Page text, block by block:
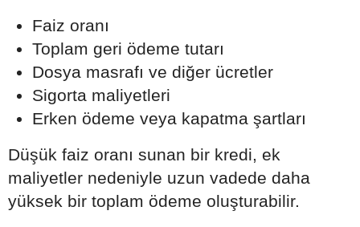
Faiz oranı
Toplam geri ödeme tutarı
Dosya masrafı ve diğer ücretler
Sigorta maliyetleri
Erken ödeme veya kapatma şartları
Düşük faiz oranı sunan bir kredi, ek
maliyetler nedeniyle uzun vadede daha
yüksek bir toplam ödeme oluşturabilir.